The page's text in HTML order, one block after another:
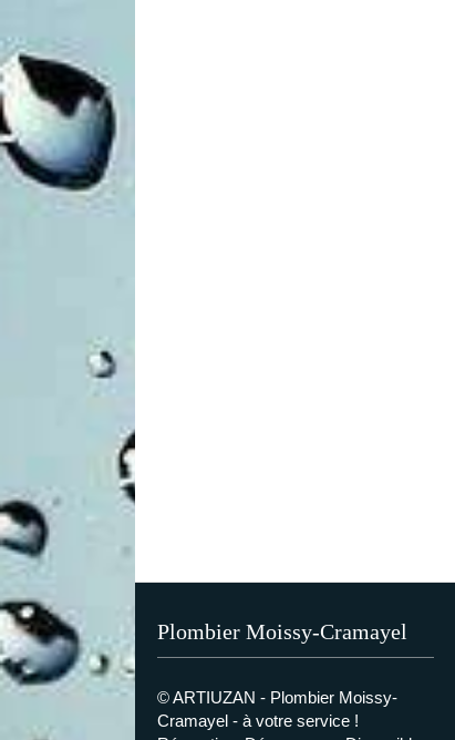
Plombier Moissy-Cramayel
© ARTIUZAN - Plombier Moissy-
Cramayel - à votre service !